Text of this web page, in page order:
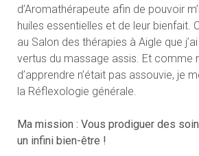
d’Aromathérapeute afin de pouvoir
huiles essentielles et de leur bienfait.
au Salon des thérapies à Aigle que
vertus du massage assis. Et comme
d’apprendre n’était pas assouvie, je
la Réflexologie générale.
Ma mission : Vous prodiguer des
un infini bien-être !